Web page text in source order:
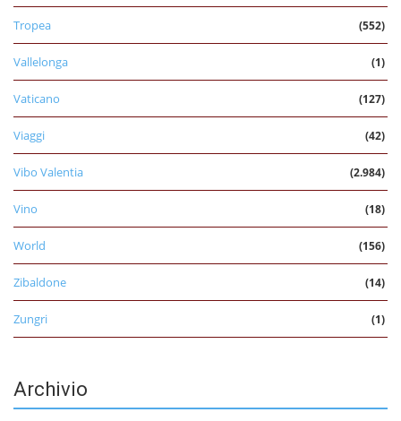
Tropea (552)
Vallelonga (1)
Vaticano (127)
Viaggi (42)
Vibo Valentia (2.984)
Vino (18)
World (156)
Zibaldone (14)
Zungri (1)
Archivio